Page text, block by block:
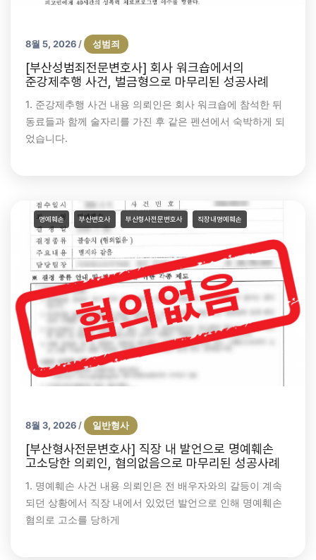
8월 5, 2026 / 성범죄
[부산성범죄전문변호사] 회사 워크숍에서의
준강제추행 사건, 벌금형으로 마무리된 성공사례
1. 준강제추행 사건 내용 의뢰인은 회사 워크숍에 참석한 뒤
동료들과 함께 술자리를 가진 후 같은 펜션에서 숙박하게 되
었습니다.
명예훼손 부산변호사 부산형사전문변호사 직장내명예훼손
8월 3, 2026 / 일반형사
[부산형사전문변호사] 직장 내 발언으로 명예훼손
고소당한 의뢰인, 혐의없음으로 마무리된 성공사례
1. 명예훼손 사건 내용 의뢰인은 전 배우자와의 갈등이 계속
되던 상황에서 직장 내에서 있었던 발언으로 인해 명예훼손
혐의로 고소를 당하게